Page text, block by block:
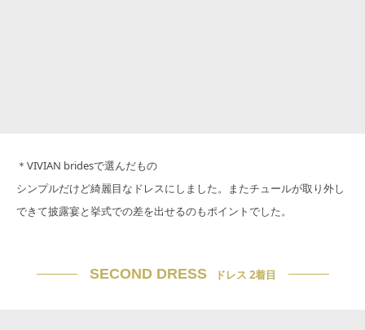
＊VIVIAN bridesで選んだもの
シンプルだけど綺麗目なドレスにしました。またチュールが取り外し
できて披露宴と挙式での差を出せるのもポイントでした。
SECOND DRESS ドレス 2着目